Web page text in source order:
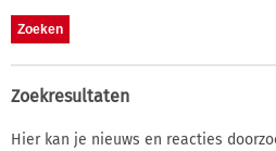
Zoekresultaten
Hier kan je nieuws en reacties